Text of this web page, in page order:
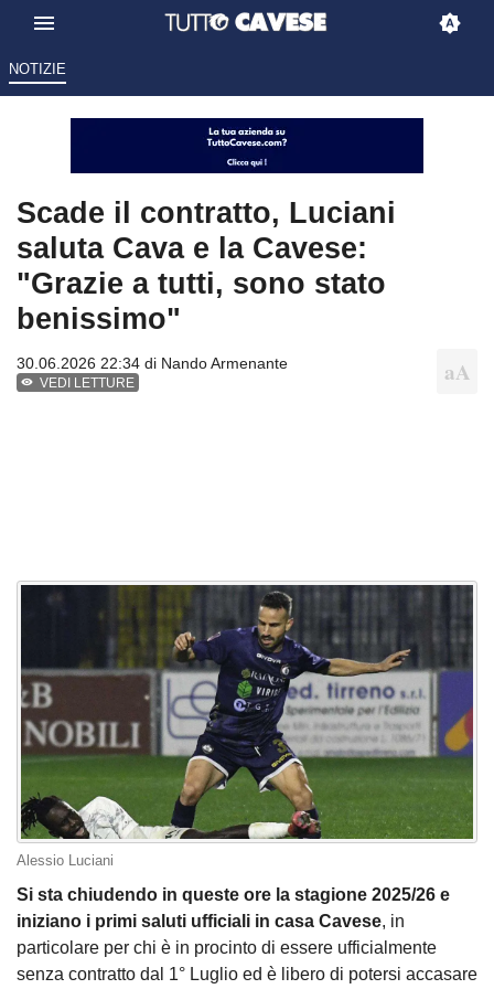
NOTIZIE
Scade il contratto, Luciani
saluta Cava e la Cavese:
"Grazie a tutti, sono stato
benissimo"
30.06.2026 22:34 di Nando Armenante
VEDI LETTURE
Alessio Luciani
Si sta chiudendo in queste ore la stagione 2025/26 e
iniziano i primi saluti ufficiali in casa Cavese, in
particolare per chi è in procinto di essere ufficialmente
senza contratto dal 1° Luglio ed è libero di potersi accasare